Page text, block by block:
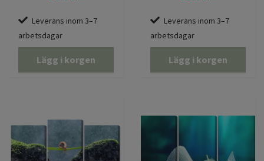
Leverans inom 3–7
arbetsdagar
Lägg i korgen
Leverans inom 3–7
arbetsdagar
Lägg i korgen